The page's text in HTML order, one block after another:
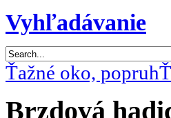
Vyhľadávanie
Ťažné oko, popruh
Brzdová